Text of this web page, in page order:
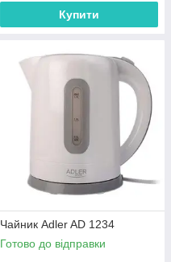
Купити
Чайник Adler AD 1234
Готово до відправки